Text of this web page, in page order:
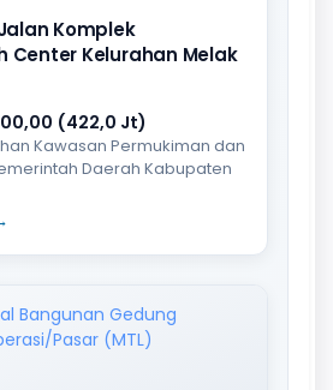
Komplek
Center Kelurahan Melak
(422,0 Jt)
Kawasan Permukiman dan
Daerah Kabupaten